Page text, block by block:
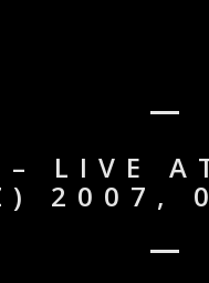
– LIVE
2007,